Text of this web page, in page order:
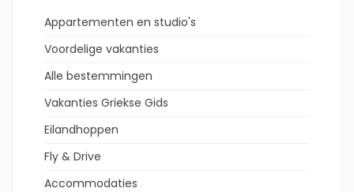
Appartementen en studio's
Voordelige vakanties
Alle bestemmingen
Vakanties Griekse Gids
Eilandhoppen
Fly & Drive
Accommodaties